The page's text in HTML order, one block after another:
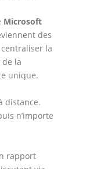
Microsoft
des
la
de la
unique.
distance.
n’importe
rapport